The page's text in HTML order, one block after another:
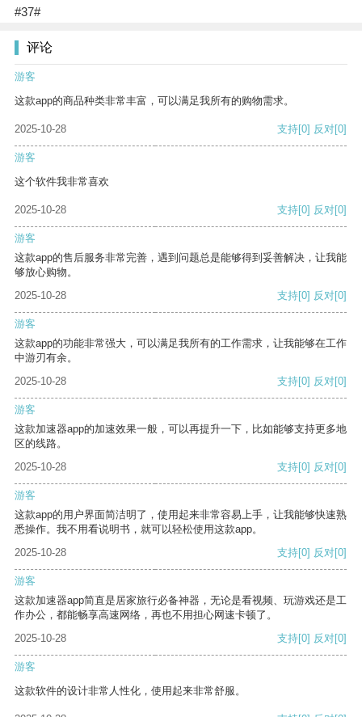
#37#
评论
游客
这款app的商品种类非常丰富，可以满足我所有的购物需求。
2025-10-28 支持[0] 反对[0]
游客
这个软件我非常喜欢
2025-10-28 支持[0] 反对[0]
游客
这款app的售后服务非常完善，遇到问题总是能够得到妥善解决，让我能
够放心购物。
2025-10-28
支持[0] 反对[0]
游客
这款app的功能非常强大，可以满足我所有的工作需求，让我能够在工作
中游刃有余。
2025-10-28
支持[0] 反对[0]
游客
这款加速器app的加速效果一般，可以再提升一下，比如能够支持更多地
区的线路。
2025-10-28
支持[0] 反对[0]
游客
这款app的用户界面简洁明了，使用起来非常容易上手，让我能够快速熟
悉操作。我不用看说明书，就可以轻松使用这款app。
2025-10-28
支持[0] 反对[0]
游客
这款加速器app简直是居家旅行必备神器，无论是看视频、玩游戏还是工
作办公，都能畅享高速网络，再也不用担心网速卡顿了。
2025-10-28
支持[0] 反对[0]
游客
这款软件的设计非常人性化，使用起来非常舒服。